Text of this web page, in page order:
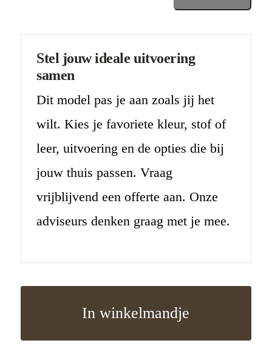
Stel jouw ideale uitvoering
samen
Dit model pas je aan zoals jij het
wilt. Kies je favoriete kleur, stof of
leer, uitvoering en de opties die bij
jouw thuis passen. Vraag
vrijblijvend een offerte aan. Onze
adviseurs denken graag met je mee.
In winkelmandje